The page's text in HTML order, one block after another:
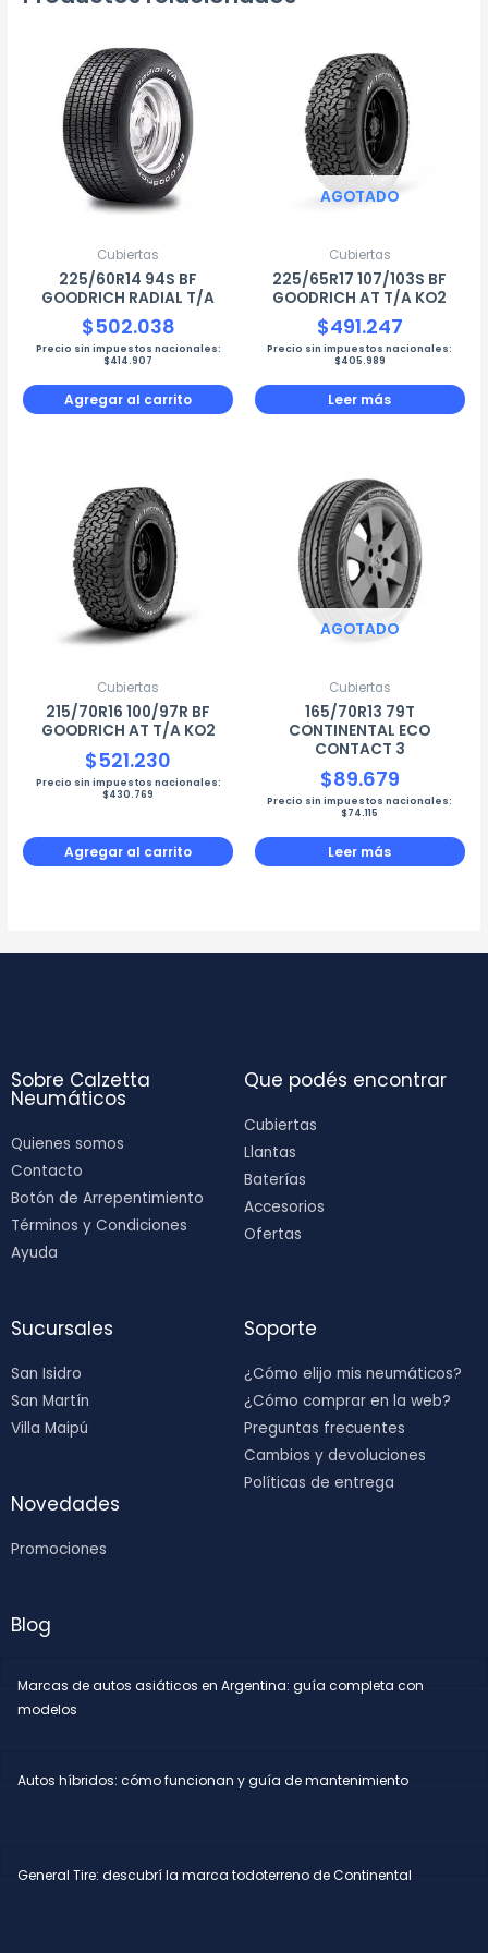
Cubiertas
225/60R14 94S BF
GOODRICH RADIAL T/A
$502.038
Precio sin impuestos nacionales:
$414.907
Agregar al carrito
AGOTADO
Cubiertas
225/65R17 107/103S BF
GOODRICH AT T/A KO2
$491.247
Precio sin impuestos nacionales:
$405.989
Leer más
Cubiertas
215/70R16 100/97R BF
GOODRICH AT T/A KO2
$521.230
Precio sin impuestos nacionales:
$430.769
Agregar al carrito
AGOTADO
Cubiertas
165/70R13 79T
CONTINENTAL ECO
CONTACT 3
$89.679
Precio sin impuestos nacionales:
$74.115
Leer más
Sobre Calzetta
Neumáticos
Quienes somos
Contacto
Botón de Arrepentimiento
Términos y Condiciones
Ayuda
Que podés encontrar
Cubiertas
Llantas
Baterías
Accesorios
Ofertas
Sucursales
San Isidro
San Martín
Villa Maipú
Novedades
Promociones
Soporte
¿Cómo elijo mis neumáticos?
¿Cómo comprar en la web?
Preguntas frecuentes
Cambios y devoluciones
Políticas de entrega
Blog
Marcas de autos asiáticos en Argentina: guía completa con
modelos
Autos híbridos: cómo funcionan y guía de mantenimiento
General Tire: descubrí la marca todoterreno de Continental